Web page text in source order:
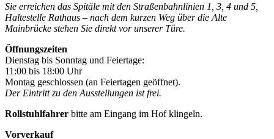
Sie erreichen das Spitäle mit den Straßenbahnlinien 1, 3, 4 und 5,
Haltestelle Rathaus – nach dem kurzen Weg über die Alte
Mainbrücke stehen Sie direkt vor unserer Türe.
Öffnungszeiten
Dienstag bis Sonntag und Feiertage:
11:00 bis 18:00 Uhr
Montag geschlossen (an Feiertagen geöffnet).
Der Eintritt zu den Ausstellungen ist frei.
Rollstuhlfahrer bitte am Eingang im Hof klingeln.
Vorverkauf